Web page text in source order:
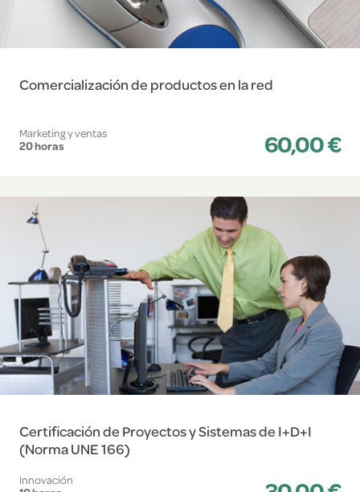
Comercialización de productos en la red
Marketing y ventas
20 horas
60,00 €
Certificación de Proyectos y Sistemas de I+D+I
(Norma UNE 166)
Innovación